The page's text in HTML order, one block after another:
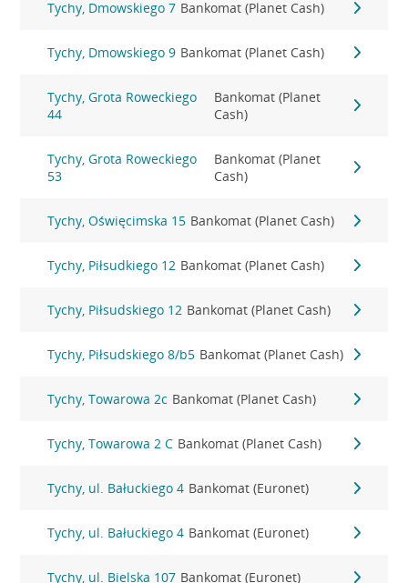
Tychy, Dmowskiego 7 Bankomat (Planet Cash)
Tychy, Dmowskiego 9 Bankomat (Planet Cash)
Tychy, Grota Roweckiego
44
Bankomat (Planet
Cash)
Tychy, Grota Roweckiego
53
Bankomat (Planet
Cash)
Tychy, Oświęcimska 15 Bankomat (Planet Cash)
Tychy, Piłsudkiego 12 Bankomat (Planet Cash)
Tychy, Piłsudskiego 12 Bankomat (Planet Cash)
Tychy, Piłsudskiego 8/b5 Bankomat (Planet Cash)
Tychy, Towarowa 2c Bankomat (Planet Cash)
Tychy, Towarowa 2 C Bankomat (Planet Cash)
Tychy, ul. Bałuckiego 4 Bankomat (Euronet)
Tychy, ul. Bałuckiego 4 Bankomat (Euronet)
Tychy, ul. Bielska 107 Bankomat (Euronet)